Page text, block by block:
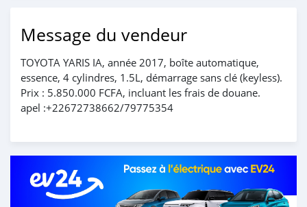
Message du vendeur
TOYOTA YARIS IA, année 2017, boîte automatique,
essence, 4 cylindres, 1.5L, démarrage sans clé (keyless).
Prix : 5.850.000 FCFA, incluant les frais de douane.
apel :+22672738662/79775354